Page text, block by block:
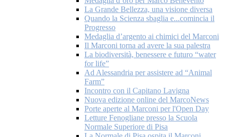
La Grande Bellezza, una visione diversa
Quando la Scienza sbaglia e...comincia il
Progresso
Medaglia d’argento ai chimici del Marconi
Il Marconi torna ad avere la sua palestra
La biodiversità, benessere e futuro “water
for life”
Ad Alessandria per assistere ad “Animal
Farm”
Incontro con il Capitano Lavigna
Nuova edizione online del MarcoNews
Porte aperte al Marconi per l'Open Day
Letture Fenogliane presso la Scuola
Normale Superiore di Pisa